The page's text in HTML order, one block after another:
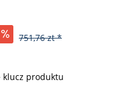
751,76 zt *
klucz produktu